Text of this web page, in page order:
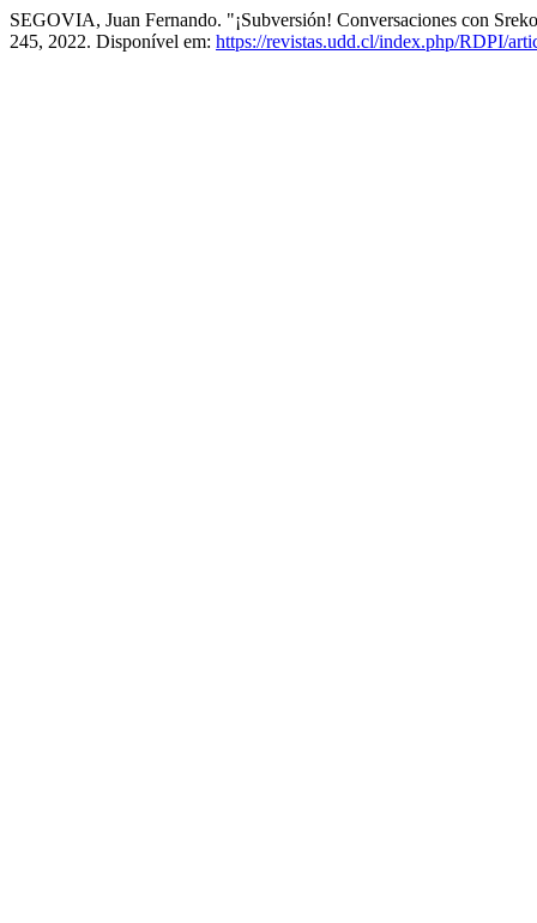
SEGOVIA, Juan Fernando. "¡Subversión! Conversaciones con
245, 2022. Disponível em: https://revistas.udd.cl/index.php/RDPI/